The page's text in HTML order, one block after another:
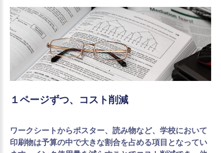
１ページずつ、コスト削減
ワークシートからポスター、読み物など、学校において
印刷物は予算の中で大きな割合を占める項目となってい